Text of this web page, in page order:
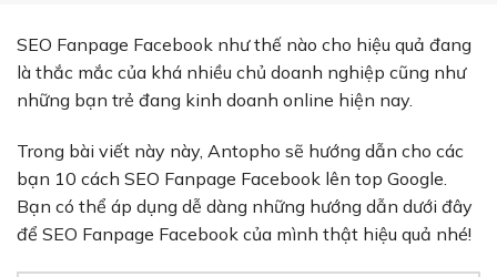
SEO Fanpage Facebook như thế nào cho hiệu quả đang
là thắc mắc của khá nhiều chủ doanh nghiệp cũng như
những bạn trẻ đang kinh doanh online hiện nay.
Trong bài viết này này, Antopho sẽ hướng dẫn cho các
bạn 10 cách SEO Fanpage Facebook lên top Google.
Bạn có thể áp dụng dễ dàng những hướng dẫn dưới đây
để SEO Fanpage Facebook của mình thật hiệu quả nhé!